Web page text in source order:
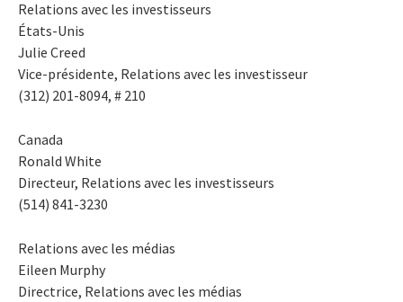
Relations avec les investisseurs
États-Unis
Julie Creed
Vice-présidente, Relations avec les investisseur
(312) 201-8094, # 210
Canada
Ronald White
Directeur, Relations avec les investisseurs
(514) 841-3230
Relations avec les médias
Eileen Murphy
Directrice, Relations avec les médias